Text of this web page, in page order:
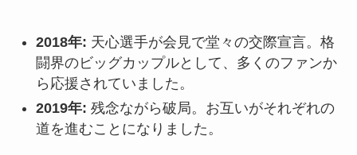
2018年: 天心選手が会見で堂々の交際宣言。格
闘界のビッグカップルとして、多くのファンか
ら応援されていました。
2019年: 残念ながら破局。お互いがそれぞれの
道を進むことになりました。